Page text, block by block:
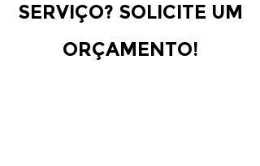
SERVIÇO? SOLICITE UM
ORÇAMENTO!